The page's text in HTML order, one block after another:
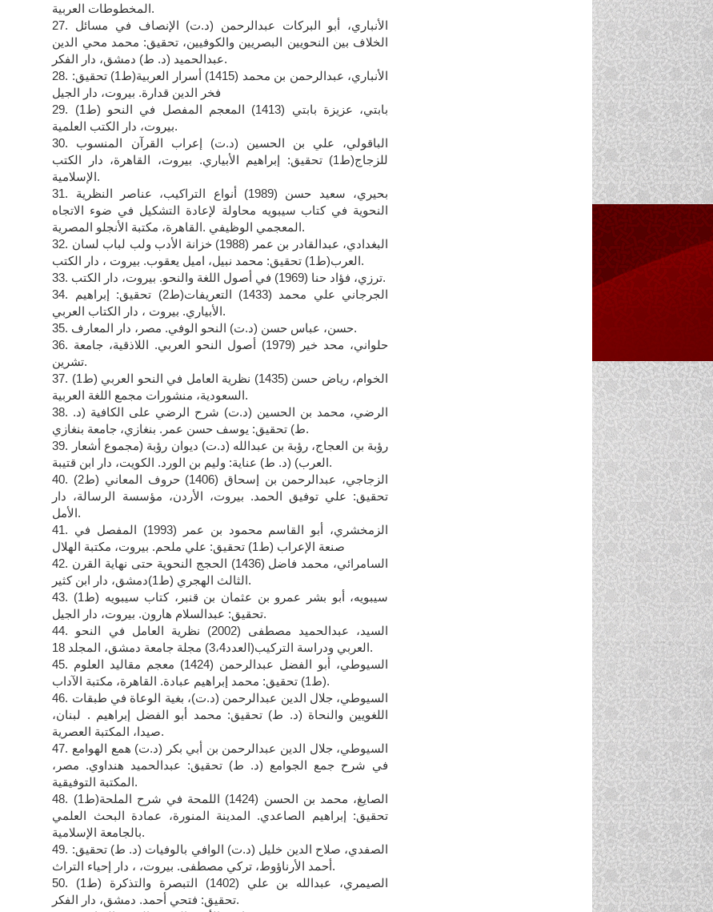
المخطوطات العربية.
27. الأنباري، أبو البركات عبدالرحمن (د.ت) الإنصاف في مسائل
الخلاف بين النحويين البصريين والكوفيين، تحقيق: محمد محي الدين
عبدالحميد (د. ط) دمشق، دار الفكر.
28. الأنباري، عبدالرحمن بن محمد (1415) أسرار العربية(ط1) تحقيق:
فخر الدين قدارة. بيروت، دار الجيل
29. بابتي، عزيزة بابتي (1413) المعجم المفصل في النحو (ط1)
بيروت، دار الكتب العلمية.
30. الباقولي، علي بن الحسين (د.ت) إعراب القرآن المنسوب
للزجاج(ط1) تحقيق: إبراهيم الأبياري. بيروت، القاهرة، دار الكتب
الإسلامية.
31. بحيري، سعيد حسن (1989) أنواع التراكيب، عناصر النظرية
النحوية في كتاب سيبويه محاولة لإعادة التشكيل في ضوء الاتجاه
المعجمي الوظيفي .القاهرة، مكتبة الأنجلو المصرية.
32. البغدادي، عبدالقادر بن عمر (1988) خزانة الأدب ولب لباب لسان
العرب(ط1) تحقيق: محمد نبيل، اميل يعقوب. بيروت ، دار الكتب.
33. ترزي، فؤاد حنا (1969) في أصول اللغة والنحو. بيروت، دار الكتب.
34. الجرجاني علي محمد (1433) التعريفات(ط2) تحقيق: إبراهيم
الأبياري. بيروت ، دار الكتاب العربي.
35. حسن، عباس حسن (د.ت) النحو الوفي. مصر، دار المعارف.
36. حلواني، محد خير (1979) أصول النحو العربي. اللاذقية، جامعة
تشرين.
37. الخوام، رياض حسن (1435) نظرية العامل في النحو العربي (ط1)
السعودية، منشورات مجمع اللغة العربية.
38. الرضي، محمد بن الحسين (د.ت) شرح الرضي على الكافية (د.
ط) تحقيق: يوسف حسن عمر. بنغازي، جامعة بنغازي.
39. رؤبة بن العجاج، رؤبة بن عبدالله (د.ت) ديوان رؤبة (مجموع أشعار
العرب) (د. ط) عناية: وليم بن الورد. الكويت، دار ابن قتيبة.
40. الزجاجي، عبدالرحمن بن إسحاق (1406) حروف المعاني (ط2)
تحقيق: علي توفيق الحمد. بيروت، الأردن، مؤسسة الرسالة، دار
الأمل.
41. الزمخشري، أبو القاسم محمود بن عمر (1993) المفصل في
صنعة الإعراب (ط1) تحقيق: علي ملحم. بيروت، مكتبة الهلال
42. السامرائي، محمد فاضل (1436) الحجج النحوية حتى نهاية القرن
الثالث الهجري (ط1)دمشق، دار ابن كثير.
43. سيبويه، أبو بشر عمرو بن عثمان بن قنبر، كتاب سيبويه (ط1)
تحقيق: عبدالسلام هارون. بيروت، دار الجيل.
44. السيد، عبدالحميد مصطفى (2002) نظرية العامل في النحو
العربي ودراسة التركيب(العدد3،4) مجلة جامعة دمشق، المجلد 18.
45. السيوطي، أبو الفضل عبدالرحمن (1424) معجم مقاليد العلوم
(ط1) تحقيق: محمد إبراهيم عبادة. القاهرة، مكتبة الآداب.
46. السيوطي، جلال الدين عبدالرحمن (د.ت)، بغية الوعاة في طبقات
اللغويين والنحاة (د. ط) تحقيق: محمد أبو الفضل إبراهيم . لبنان،
صيدا، المكتبة العصرية.
47. السيوطي، جلال الدين عبدالرحمن بن أبي بكر (د.ت) همع الهوامع
في شرح جمع الجوامع (د. ط) تحقيق: عبدالحميد هنداوي. مصر،
المكتبة التوفيقية.
48. الصايغ، محمد بن الحسن (1424) اللمحة في شرح الملحة(ط1)
تحقيق: إبراهيم الصاعدي. المدينة المنورة، عمادة البحث العلمي
بالجامعة الإسلامية.
49. الصفدي، صلاح الدين خليل (د.ت) الوافي بالوفيات (د. ط) تحقيق:
أحمد الأرناؤوط، تركي مصطفى. بيروت، ، دار إحياء التراث.
50. الصيمري، عبدالله بن علي (1402) التبصرة والتذكرة (ط1)
تحقيق: فتحي أحمد. دمشق، دار الفكر.